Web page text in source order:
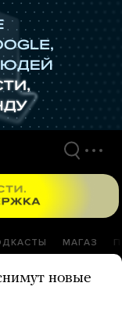
МАГАЗ
новые